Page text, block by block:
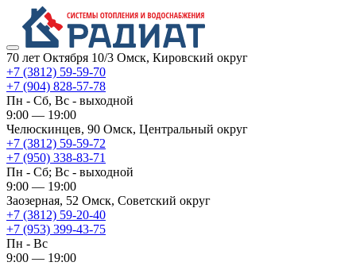
70 лет Октября 10/3 Омск, Кировский округ
+7 (3812) 59-59-70
+7 (904) 828-57-78
Пн - Сб, Вс - выходной
9:00 — 19:00
Челюскинцев, 90 Омск, ​Центральный округ
+7 (3812) 59-59-72
+7 (950) 338-83-71
Пн - Сб; Вс - выходной
9:00 — 19:00
Заозерная, 52 Омск, ​Советский округ
+7 (3812) 59-20-40
+7 (953) 399-43-75
Пн - Вс
9:00 — 19:00